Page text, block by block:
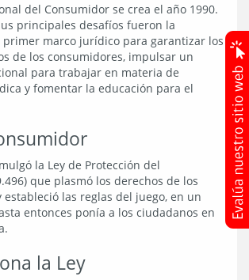
del Consumidor se crea el año 1990.
principales desafíos fueron la
marco jurídico para garantizar los
de los consumidores, impulsar un
para trabajar en materia de
y fomentar la educación para el
la Ley de Protección del
que plasmó los derechos de los
las reglas del juego, en un
entonces ponía a los ciudadanos en
la Ley